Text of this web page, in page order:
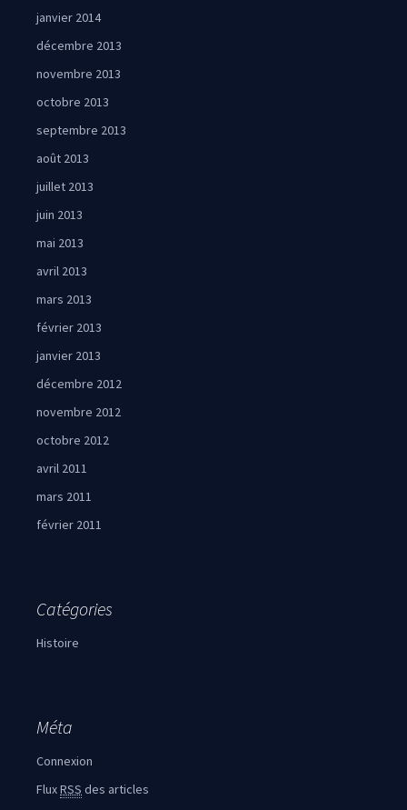
janvier 2014
décembre 2013
novembre 2013
octobre 2013
septembre 2013
août 2013
juillet 2013
juin 2013
mai 2013
avril 2013
mars 2013
février 2013
janvier 2013
décembre 2012
novembre 2012
octobre 2012
avril 2011
mars 2011
février 2011
Catégories
Histoire
Méta
Connexion
FluxRSS des articles